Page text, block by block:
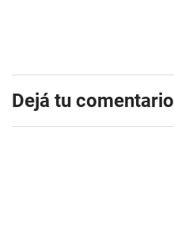
Dejá tu comentario